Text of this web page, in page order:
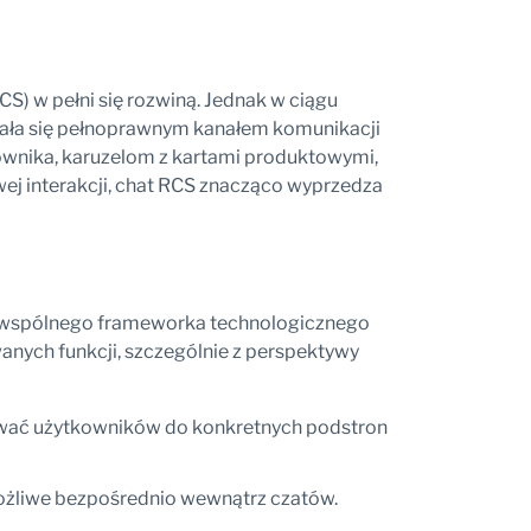
w pełni się rozwiną. Jednak w ciągu
się pełnoprawnym kanałem komunikacji
karuzelom z kartami produktowymi,
interakcji, chat RCS znacząco wyprzedza
frameworka technologicznego
funkcji, szczególnie z perspektywy
użytkowników do konkretnych podstron
bezpośrednio wewnątrz czatów.